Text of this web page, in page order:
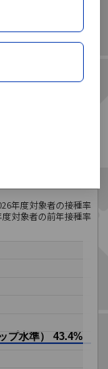
年度対象者の接種率
度対象者の前年接種率
プ水準） 43.4%